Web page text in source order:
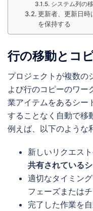
システム列の
更新者、更新日時
を保持する
行の移動とコ
プロジェクトが複数の
よび行のコピーのワー
業アイテムをあるシー
することなく自動で移
例えば、以下のような
新しいリクエス
共有されているシ
適切なタイミン
フェーズまたは
完了した作業を